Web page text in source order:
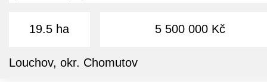
19.5 ha 5 500 000 Kč
Louchov, okr. Chomutov